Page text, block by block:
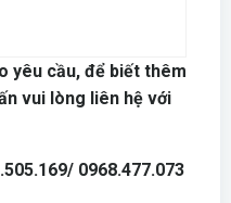
yêu cầu, để biết thêm
vui lòng liên hệ với
0968.477.073